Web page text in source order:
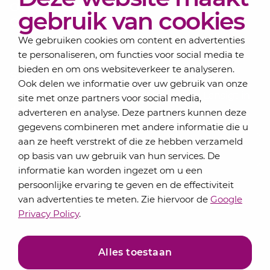
gebruik van cookies
We gebruiken cookies om content en advertenties
te personaliseren, om functies voor social media te
bieden en om ons websiteverkeer te analyseren.
Ook delen we informatie over uw gebruik van onze
site met onze partners voor social media,
adverteren en analyse. Deze partners kunnen deze
gegevens combineren met andere informatie die u
aan ze heeft verstrekt of die ze hebben verzameld
op basis van uw gebruik van hun services. De
informatie kan worden ingezet om u een
persoonlijke ervaring te geven en de effectiviteit
van advertenties te meten. Zie hiervoor de Google
Privacy Policy.
Alles toestaan
Over Lansigt
Contact
Schrijf je in voor onze nieuwsbrief
Elke maand bundelen de adviseurs van Lansigt in
de eSigt het nieuws.
Jouw emailadres
Inschrijven